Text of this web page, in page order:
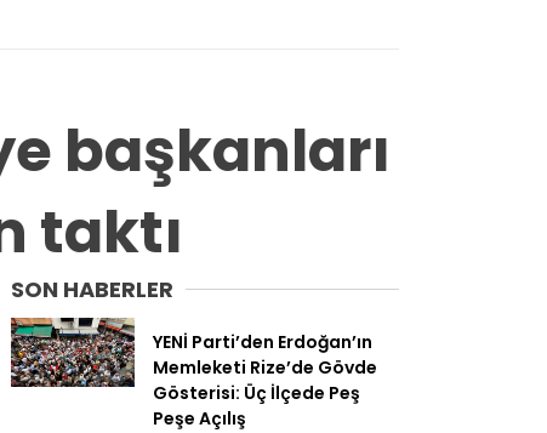
başkanları
taktı
SON HABERLER
YENİ Parti’den Erdoğan’ın
Memleketi Rize’de Gövde
Gösterisi: Üç İlçede Peş
Peşe Açılış